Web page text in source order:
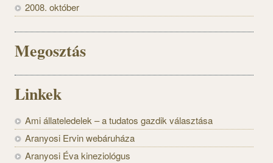
2008. október
Megosztás
Linkek
Ami állateledelek – a tudatos gazdik választása
Aranyosi Ervin webáruháza
Aranyosi Éva kineziológus